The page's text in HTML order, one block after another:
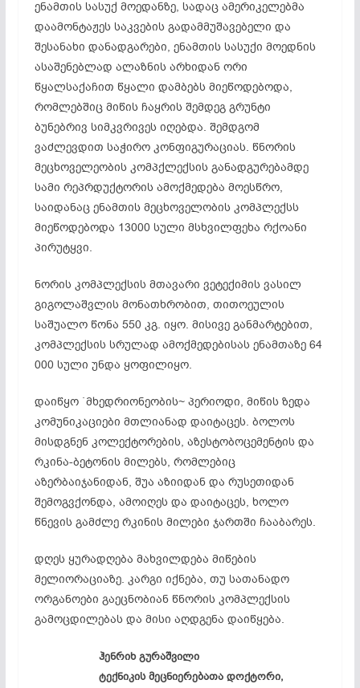
ენამთის სასუქ მოედანზე, სადაც ამერიკელებმა
დაამონტაჟეს საკვების გადამმუშავებელი და
შესანახი დანადგარები, ენამთის სასუქი მოედნის
ასაშენებლად ალაზნის არხიდან ორი
წყალსაქაჩით წყალი დამბებს მიეწოდებოდა,
რომლებშიც მიწის ჩაყრის შემდეგ გრუნტი
ბუნებრივ სიმკვრივეს იღებდა. შემდგომ
ვაძლევდით საჭირო კონფიგურაციას. წნორის
მეცხოველეობის კომპქლექსის განადგურებამდე
სამი რეპრდუქტორის ამოქმედება მოესწრო,
საიდანაც ენამთის მეცხოველობის კომპლექსს
მიეწოდებოდა 13000 სული მსხვილფეხა რქოანი
პირუტყვი.
ნორის კომპლექსის მთავარი ვეტექიმის ვასილ
გიგოლაშვლის მონათხრობით, თითოეულის
საშუალო წონა 550 კგ. იყო. მისივე განმარტებით,
კომპლექსის სრულად ამოქმედებისას ენამთაზე 64
000 სული უნდა ყოფილიყო.
დაიწყო `მხედრიონეობის~ პერიოდი, მიწის ზედა
კომუნიკაციები მთლიანად დაიტაცეს. ბოლოს
მისდგნენ კოლექტორების, აზესტობოცემენტის და
რკინა-ბეტონის მილებს, რომლებიც
აზერბაიჯანიდან, შუა აზიიდან და რუსეთიდან
შემოგვქონდა, ამოიღეს და დაიტაცეს, ხოლო
წნევის გამძლე რკინის მილები ჯართში ჩააბარეს.
დღეს ყურადღება მახვილდება მიწების
მელიორაციაზე. კარგი იქნება, თუ სათანადო
ორგანოები გაეცნობიან წნორის კომპლექსის
გამოცდილებას და მისი აღდგენა დაიწყება.
ჰენრიხ გურაშვილი
ტექნიკის მეცნიერებათა დოქტორი,